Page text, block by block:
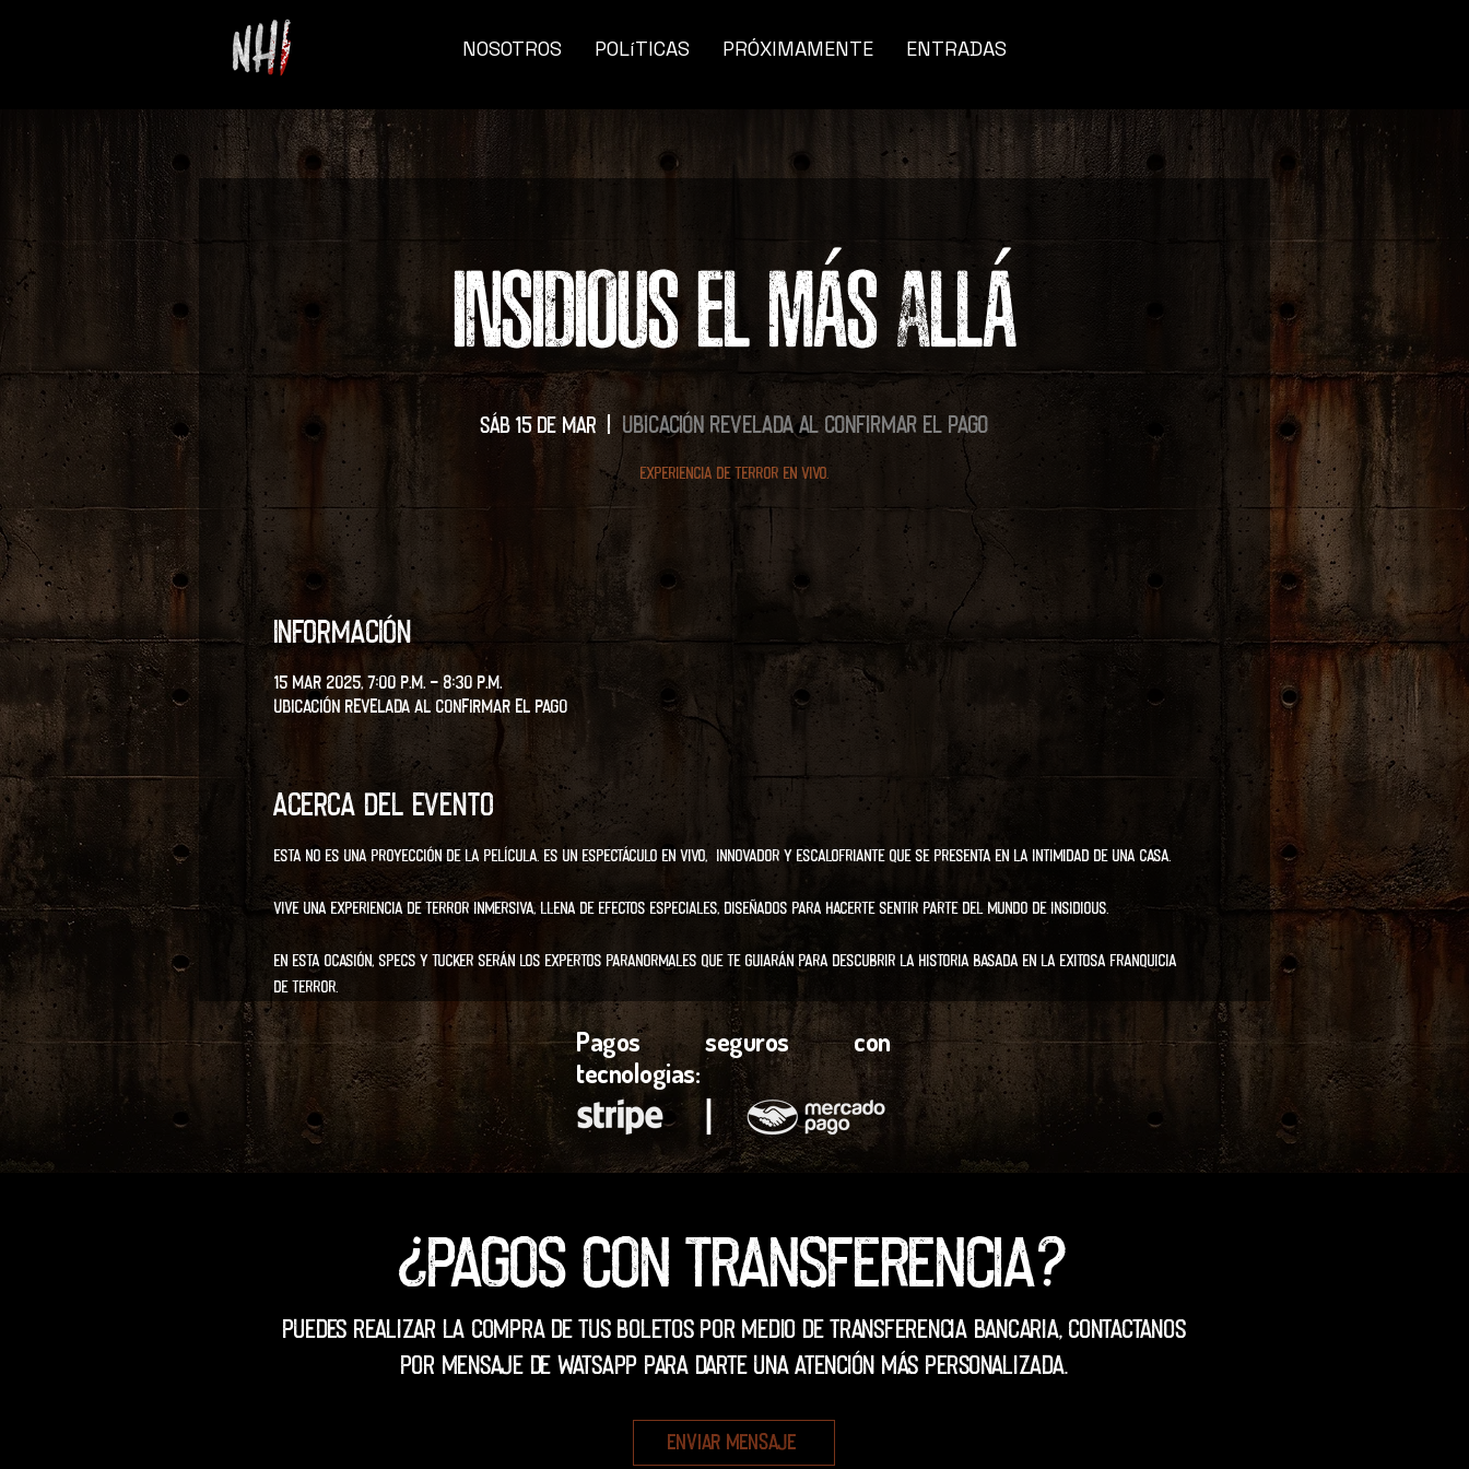
NOSOTROS POLíTICAS PRÓXIMAMENTE ENTRADAS
INSIDIOUS EL MÁS ALLÁ
sáb 15 de mar
  |
Ubicación revelada al confirmar el pago
Experiencia de terror en vivo.
Información
15 mar 2025, 7:00 p.m. – 8:30 p.m.
Ubicación revelada al confirmar el pago
Acerca del evento
Esta no es una proyección de la película. Es un espectáculo en vivo,  innovador y escalofriante que se presenta en la intimidad de una casa.
Vive una experiencia de terror inmersiva, llena de efectos especiales, diseñados para hacerte sentir parte del mundo de INSIDIOUS.
En esta ocasión, Specs y Tucker serán los expertos paranormales que te guiarán para descubrir la historia basada en la exitosa franquicia
de terror.
Pagos seguros con
tecnologias:
l
¿Pagos con transferencia?
Puedes realizar la compra de tus boletos por medio de transferencia Bancaria, contactanos
por mensaje de WatsApp para darte una atención más personalizada.
Enviar mensaje